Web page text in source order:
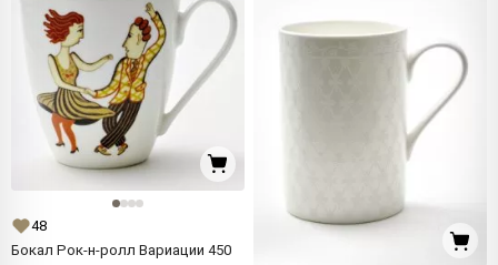
48
Бокал Рок-н-ролл Вариации 450